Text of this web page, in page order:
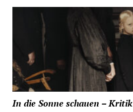
In die Sonne schauen – Kritik